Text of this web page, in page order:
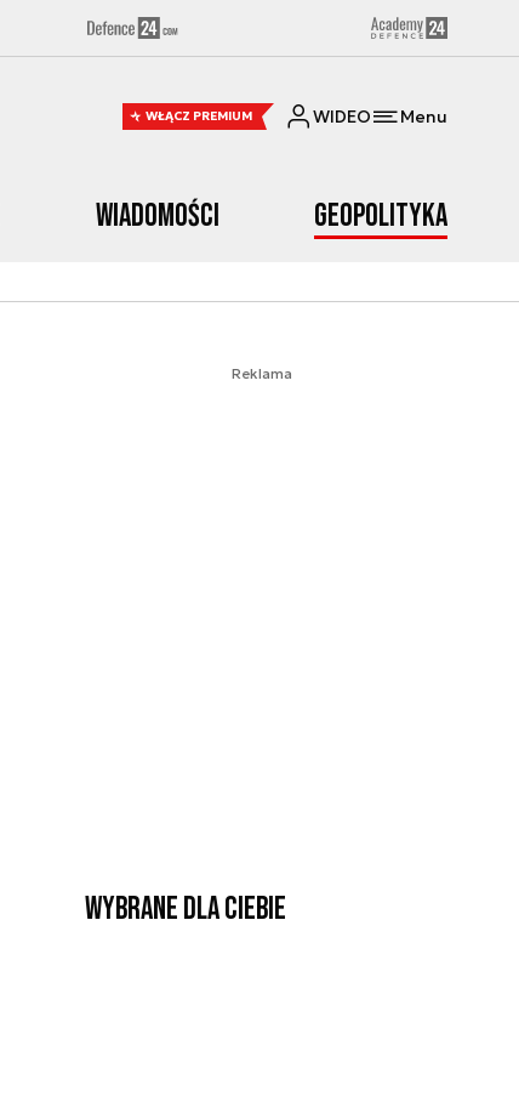
WŁĄCZ PREMIUM WIDEO Menu
Wiadomości Geopolityka
Reklama
Wybrane dla Ciebie